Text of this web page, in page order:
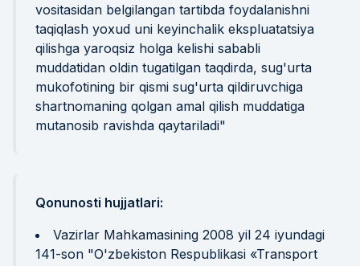
vositasidan belgilangan tartibda foydalanishni
taqiqlash yoxud uni keyinchalik ekspluatatsiya
qilishga yaroqsiz holga kelishi sababli
muddatidan oldin tugatilgan taqdirda, sug'urta
mukofotining bir qismi sug'urta qildiruvchiga
shartnomaning qolgan amal qilish muddatiga
mutanosib ravishda qaytariladi"
Qonunosti hujjatlari:
Vazirlar Mahkamasining 2008 yil 24 iyundagi
141-son "O'zbekiston Respublikasi «Transport